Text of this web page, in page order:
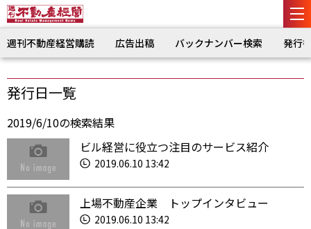
週刊不動産経営購読 広告出稿 バックナンバー検索 発行
発行日一覧
2019/6/10の検索結果
ビル経営に役立つ注目のサービス紹介
2019.06.10 13:42
上場不動産企業 トップインタビュー
2019.06.10 13:42